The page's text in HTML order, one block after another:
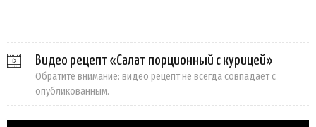
Видео рецепт «Салат порционный с курицей»
Обратите внимание: видео рецепт не всегда совпадает с
опубликованным.